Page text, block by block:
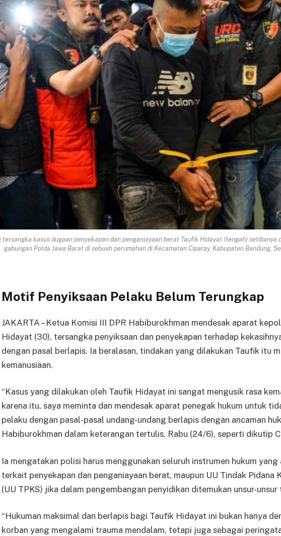
tersangka kasus dugaan penyekapan dan penganiayaan berat Taufik Hidayat (tengah)
gabungan Polda Jawa Barat di sebuah perumahan di Kecamatan Ciparay, Kabupaten Bandung,
Motif Penyiksaan Pelaku Belum Terungkap
JAKARTA – Ketua Komisi III DPR Habiburokhman mendesak aparat
Hidayat (30), tersangka penyiksaan dan penyekapan terhadap
dengan pasal berlapis. Ia beralasan, tindakan yang dilakukan Taufik itu
kemanusiaan.
“Kasus yang dilakukan oleh Taufik Hidayat ini sangat mengusik rasa
karena itu, saya meminta dan mendesak aparat penegak hukum untuk
pelaku dengan pasal-pasal undang-undang berlapis dengan ancaman
Habiburokhman dalam keterangan tertulis, Rabu (24/6), seperti dikutip
Ia mengatakan polisi harus menggunakan seluruh instrumen hukum yang
terkait penyekapan dan penganiayaan berat, maupun UU Tindak Pidana
(UU TPKS) jika dalam pengembangan penyidikan ditemukan unsur-unsur
“Hukuman maksimal dan berlapis bagi Taufik Hidayat ini bukan hanya
korban yang mengalami trauma mendalam, tetapi juga sebagai